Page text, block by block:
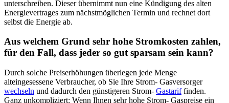
unterschreiben. Dieser übernimmt nun eine Kündigung des alten
Energievertrages zum nächstmöglichen Termin und rechnet dort
selbst die Energie ab.
Aus welchem Grund sehr hohe Stromkosten zahlen,
für den Fall, dass jeder so gut sparsam sein kann?
Durch solche Preiserhöhungen überlegen jede Menge
alteingesessene Verbraucher, ob Sie Ihre Strom- Gasversorger
wechseln und dadurch den günstigeren Strom- Gastariffinden.
Ganz unkompliziert: Wenn Ihnen sehr hohe Strom- Gaspreise ein